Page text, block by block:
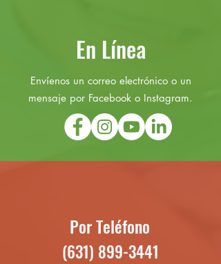
En Línea
Envíenos un correo electrónico o un
mensaje por Facebook o Instagram.
Por Teléfono
(631) 899-3441